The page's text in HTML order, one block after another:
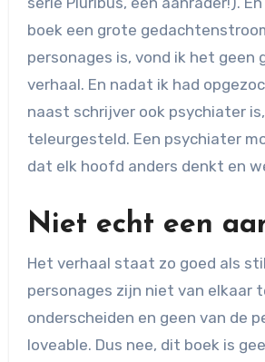
boek een grote
personages is, vond ik het geen
verhaal. En nadat ik had
naast schrijver ook psychiater
teleurgesteld. Een psychiater
dat elk hoofd anders denkt en
Niet echt een
Het verhaal staat zo goed als
personages zijn niet van elkaar
onderscheiden en geen van de
loveable. Dus nee, dit boek is